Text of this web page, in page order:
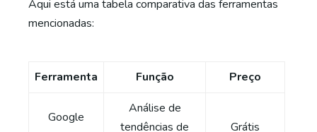
Aqui está uma tabela comparativa das ferramentas
mencionadas:
Ferramenta Função Preço
Google
Análise de
tendências de
Grátis